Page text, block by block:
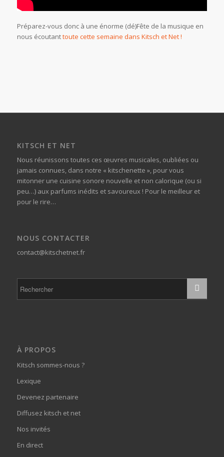
Préparez-vous donc à une énorme (dé)Fête de la musique en
nous écoutanttoute cette semaine dans Kitsch et Net !
KITSCH ET NET
Nous réunissons toutes ces œuvres musicales, oubliées ou
jamais connues, dans notre « kitschenette », pour vous
mitonner une cuisine sonore nouvelle et non calorique (ou si
peu…) aux parfums inédits et savoureux ! Pour le meilleur et
pour le rire…
NOUS CONTACTER
contact@kitschetnet.fr
À PROPOS
Kitsch sommes-nous ?
Lexique
Devenez partenaire
Diffusez kitsch et net
Nos invités
En direct